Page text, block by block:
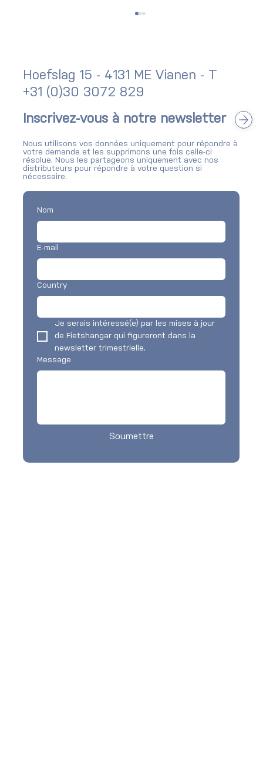
Hoefslag 15 - 4131 ME Vianen - T
+31 (0)30 3072 829
Inscrivez-vous à notre newsletter
Nous utilisons vos données uniquement pour répondre à
votre demande et les supprimons une fois celle-ci
résolue. Nous les partageons uniquement avec nos
distributeurs pour répondre à votre question si
nécessaire.
Nom
E-mail
Country
Je serais intéressé(e) par les mises à jour
de Fietshangar qui figureront dans la
newsletter trimestrielle.
Message
Soumettre